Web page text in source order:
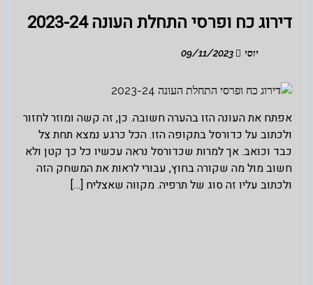
דירוג כח ופרסי התחלת העונה 2023-24
יוסי
אפתח את העונה הזו בהערה חשובה. כן, זה קשה ומוזר לחזור
ולכתוב על כדורסל בתקופה הזו. הכל כרגע נמצא תחת צל
כבד וכואב. אך למרות שכדורסל נראה עכשיו כל כך קטן ולא
חשוב מול מה שקורה בחוץ, עבורי לראות את המשחק הזה
ולכתוב עליו זה סוג של תרפיה. מקווה שאצליח […]